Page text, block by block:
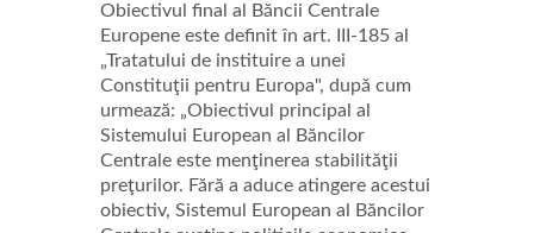
Obiectivul final al Băncii Centrale
Europene este definit în art. III-185 al
„Tratatului de instituire a unei
Constituţii pentru Europa", după cum
urmează: „Obiectivul principal al
Sistemului European al Băncilor
Centrale este menţinerea stabilităţii
preţurilor. Fără a aduce atingere acestui
obiectiv, Sistemul European al Băncilor